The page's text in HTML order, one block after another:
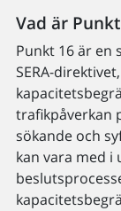
Vad är
Punkt 16 är en
SERA-
trafikpåverkan
sökande och
kan vara med i